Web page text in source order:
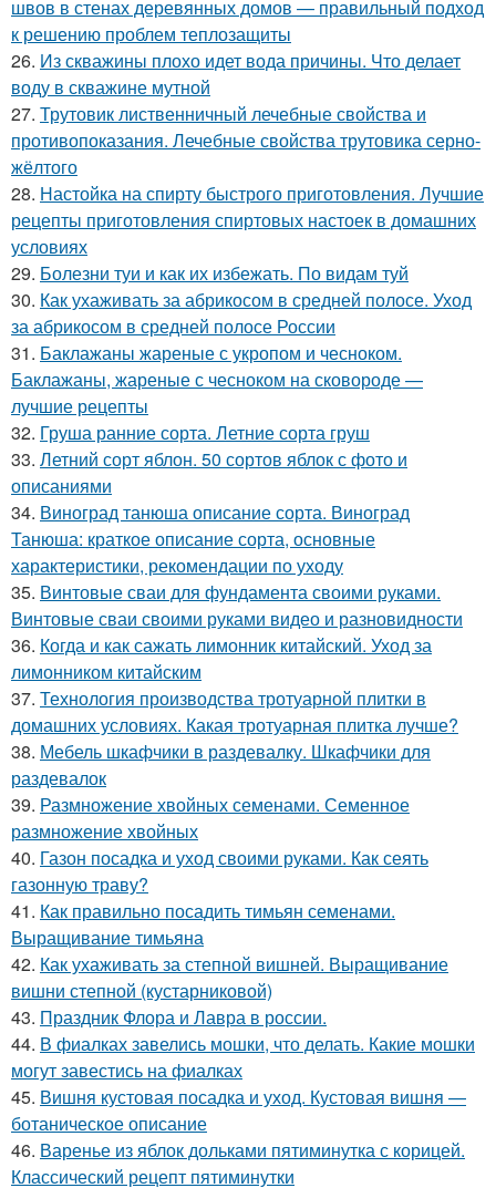
швов в стенах деревянных домов — правильный подход
к решению проблем теплозащиты
26. Из скважины плохо идет вода причины. Что делает
воду в скважине мутной
27. Трутовик лиственничный лечебные свойства и
противопоказания. Лечебные свойства трутовика серно-
жёлтого
28. Настойка на спирту быстрого приготовления. Лучшие
рецепты приготовления спиртовых настоек в домашних
условиях
29. Болезни туи и как их избежать. По видам туй
30. Как ухаживать за абрикосом в средней полосе. Уход
за абрикосом в средней полосе России
31. Баклажаны жареные с укропом и чесноком.
Баклажаны, жареные с чесноком на сковороде —
лучшие рецепты
32. Груша ранние сорта. Летние сорта груш
33. Летний сорт яблон. 50 сортов яблок с фото и
описаниями
34. Виноград танюша описание сорта. Виноград
Танюша: краткое описание сорта, основные
характеристики, рекомендации по уходу
35. Винтовые сваи для фундамента своими руками.
Винтовые сваи своими руками видео и разновидности
36. Когда и как сажать лимонник китайский. Уход за
лимонником китайским
37. Технология производства тротуарной плитки в
домашних условиях. Какая тротуарная плитка лучше?
38. Мебель шкафчики в раздевалку. Шкафчики для
раздевалок
39. Размножение хвойных семенами. Семенное
размножение хвойных
40. Газон посадка и уход своими руками. Как сеять
газонную траву?
41. Как правильно посадить тимьян семенами.
Выращивание тимьяна
42. Как ухаживать за степной вишней. Выращивание
вишни степной (кустарниковой)
43. Праздник Флора и Лавра в россии.
44. В фиалках завелись мошки, что делать. Какие мошки
могут завестись на фиалках
45. Вишня кустовая посадка и уход. Кустовая вишня —
ботаническое описание
46. Варенье из яблок дольками пятиминутка с корицей.
Классический рецепт пятиминутки